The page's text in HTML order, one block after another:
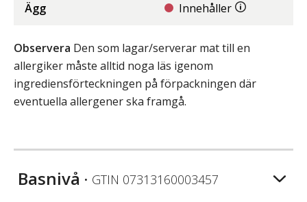
Ägg Innehåller
Observera Den som lagar/serverar mat till en
allergiker måste alltid noga läs igenom
ingrediensförteckningen på förpackningen där
eventuella allergener ska framgå.
Basnivå • GTIN 07313160003457